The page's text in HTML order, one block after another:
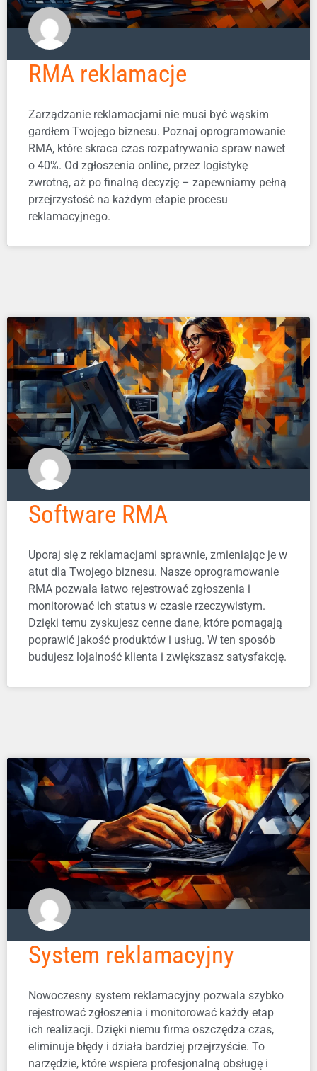
RMA reklamacje
Zarządzanie reklamacjami nie musi być wąskim
gardłem Twojego biznesu. Poznaj oprogramowanie
RMA, które skraca czas rozpatrywania spraw nawet
o 40%. Od zgłoszenia online, przez logistykę
zwrotną, aż po finalną decyzję – zapewniamy pełną
przejrzystość na każdym etapie procesu
reklamacyjnego.
Software RMA
Uporaj się z reklamacjami sprawnie, zmieniając je w
atut dla Twojego biznesu. Nasze oprogramowanie
RMA pozwala łatwo rejestrować zgłoszenia i
monitorować ich status w czasie rzeczywistym.
Dzięki temu zyskujesz cenne dane, które pomagają
poprawić jakość produktów i usług. W ten sposób
budujesz lojalność klienta i zwiększasz satysfakcję.
System reklamacyjny
Nowoczesny system reklamacyjny pozwala szybko
rejestrować zgłoszenia i monitorować każdy etap
ich realizacji. Dzięki niemu firma oszczędza czas,
eliminuje błędy i działa bardziej przejrzyście. To
narzędzie, które wspiera profesjonalną obsługę i